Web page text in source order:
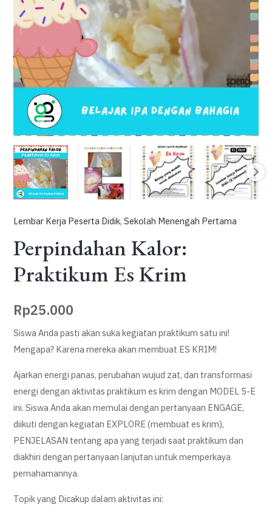
Lembar Kerja Peserta Didik,Sekolah Menengah Pertama
Perpindahan Kalor:
Praktikum Es Krim
Rp25.000
Siswa Anda pasti akan suka kegiatan praktikum satu ini!
Mengapa? Karena mereka akan membuat ES KRIM!
Ajarkan energi panas, perubahan wujud zat, dan transformasi
energi dengan aktivitas praktikum es krim dengan MODEL 5-E
ini. Siswa Anda akan memulai dengan pertanyaan ENGAGE,
diikuti dengan kegiatan EXPLORE (membuat es krim),
PENJELASAN tentang apa yang terjadi saat praktikum dan
diakhiri dengan pertanyaan lanjutan untuk memperkaya
pemahamannya.
Topik yang Dicakup dalam aktivitas ini: